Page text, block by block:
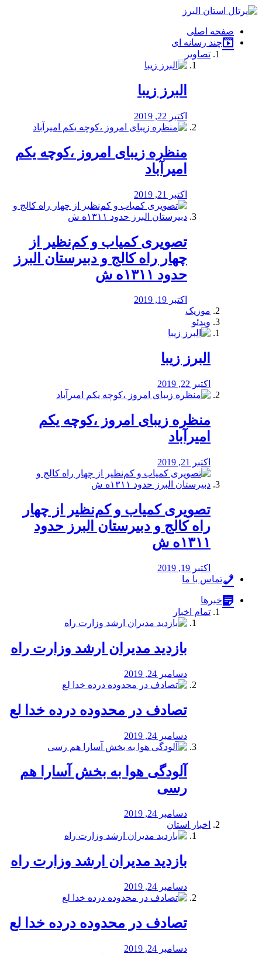
فصد
شرق
تهران
خشکشویی
صفحه اصلی
چند رسانه ای
تصاویر
البرز زیبا
اکتبر 22, 2019
منظره‌‌ زیبای امروز ،کوچه یکم
امیرآباد
اکتبر 21, 2019
️تصویری کمیاب و کم‌نظیر از
چهار راه كالج و دبيرستان البرز
حدود ۱۳۱۱ه ش
اکتبر 19, 2019
موزیک
ویدئو
البرز زیبا
اکتبر 22, 2019
منظره‌‌ زیبای امروز ،کوچه یکم
امیرآباد
اکتبر 21, 2019
️تصویری کمیاب و کم‌نظیر از چهار
راه كالج و دبيرستان البرز حدود
۱۳۱۱ه ش
اکتبر 19, 2019
تماس با ما
خبرها
تمام اخبار
بازدید مدیران ارشد وزارت راه
دسامبر 24, 2019
تصادف در محدوده درده خدا لع
دسامبر 24, 2019
آلودگی هوا به بخش آسارا هم
رسی
دسامبر 24, 2019
اخبار استان
بازدید مدیران ارشد وزارت راه
دسامبر 24, 2019
تصادف در محدوده درده خدا لع
دسامبر 24, 2019